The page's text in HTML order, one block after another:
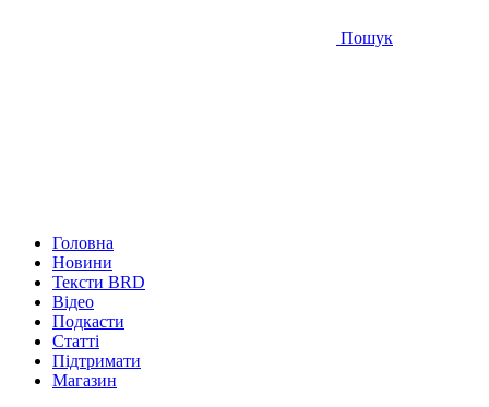
Пошук
Головна
Новини
Тексти BRD
Відео
Подкасти
Статті
Підтримати
Магазин